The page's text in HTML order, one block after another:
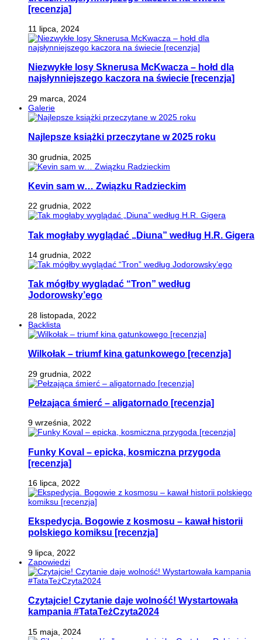
[recenzja]
11 lipca, 2024
Niezwykłe losy Sknerusa McKwacza – hołd dla
najsłynniejszego kaczora na świecie [recenzja]
29 marca, 2024
Galerie
Najlepsze książki przeczytane w 2025 roku
30 grudnia, 2025
Kevin sam w… Związku Radzieckim
22 grudnia, 2022
Tak mogłaby wyglądać „Diuna” według H.R. Gigera
14 grudnia, 2022
Tak mógłby wyglądać “Tron” według
Jodorowsky’ego
28 listopada, 2022
Backlista
Wilkołak – triumf kina gatunkowego [recenzja]
29 grudnia, 2022
Pełzająca śmierć – aligatornado [recenzja]
9 września, 2022
Funky Koval – epicka, kosmiczna przygoda
[recenzja]
16 lipca, 2022
Ekspedycja. Bogowie z kosmosu – kawał historii
polskiego komiksu [recenzja]
9 lipca, 2022
Zapowiedzi
Czytajcie! Czytanie daje wolność! Wystartowała
kampania #TataTeżCzyta2024
15 maja, 2024